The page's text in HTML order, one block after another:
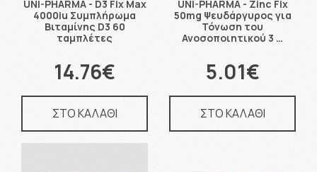
UNI-PHARMA - D3 Fix Max
4000iu Συμπλήρωμα
Βιταμίνης D3 60
ταμπλέτες
14.76€
ΣΤΟ ΚΑΛΑΘΙ
UNI-PHARMA - Zinc Fix
50mg Ψευδάργυρος για
Τόνωση του
Ανοσοποιητικού 3 …
5.01€
ΣΤΟ ΚΑΛΑΘΙ